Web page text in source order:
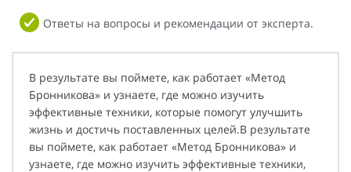
Ответы на вопросы и рекомендации от эксперта.
В результате вы поймете, как работает «Метод
Бронникова» и узнаете, где можно изучить
эффективные техники, которые помогут улучшить
жизнь и достичь поставленных целей.В результате
вы поймете, как работает «Метод Бронникова» и
узнаете, где можно изучить эффективные техники,